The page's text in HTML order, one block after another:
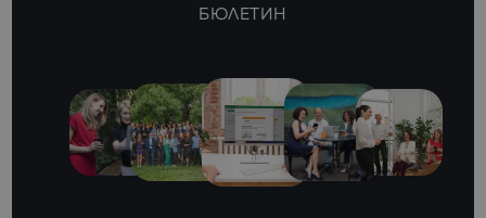
БЮЛЕТИН